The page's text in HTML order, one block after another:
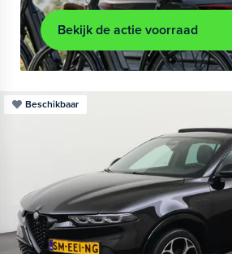
Bekijk de actie voorraad
Beschikbaar